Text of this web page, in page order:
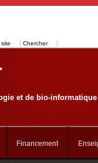
Chercher
et de bio-informatique
Financement